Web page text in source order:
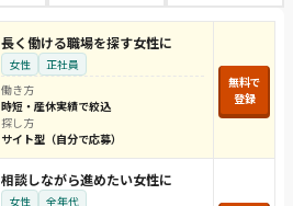
長く働ける職場を探す女性に
女性
正社員
働き方
時短・産休実績で絞込
探し方
サイト型（自分で応募）
無料で
登録
相談しながら進めたい女性に
女性
全年代